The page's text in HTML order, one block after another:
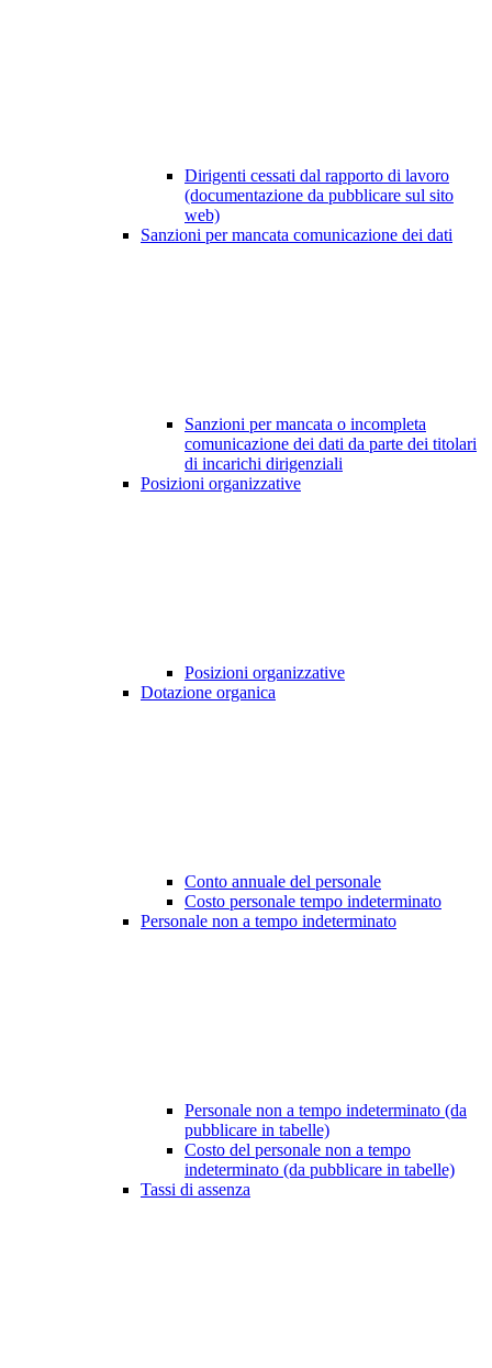
Dirigenti cessati dal rapporto di lavoro
(documentazione da pubblicare sul sito
web)
Sanzioni per mancata comunicazione dei dati
Sanzioni per mancata o incompleta
comunicazione dei dati da parte dei titolari
di incarichi dirigenziali
Posizioni organizzative
Posizioni organizzative
Dotazione organica
Conto annuale del personale
Costo personale tempo indeterminato
Personale non a tempo indeterminato
Personale non a tempo indeterminato (da
pubblicare in tabelle)
Costo del personale non a tempo
indeterminato (da pubblicare in tabelle)
Tassi di assenza